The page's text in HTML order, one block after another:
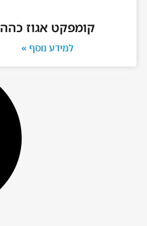
קומפקט אגוז כהה
למידע נוסף »